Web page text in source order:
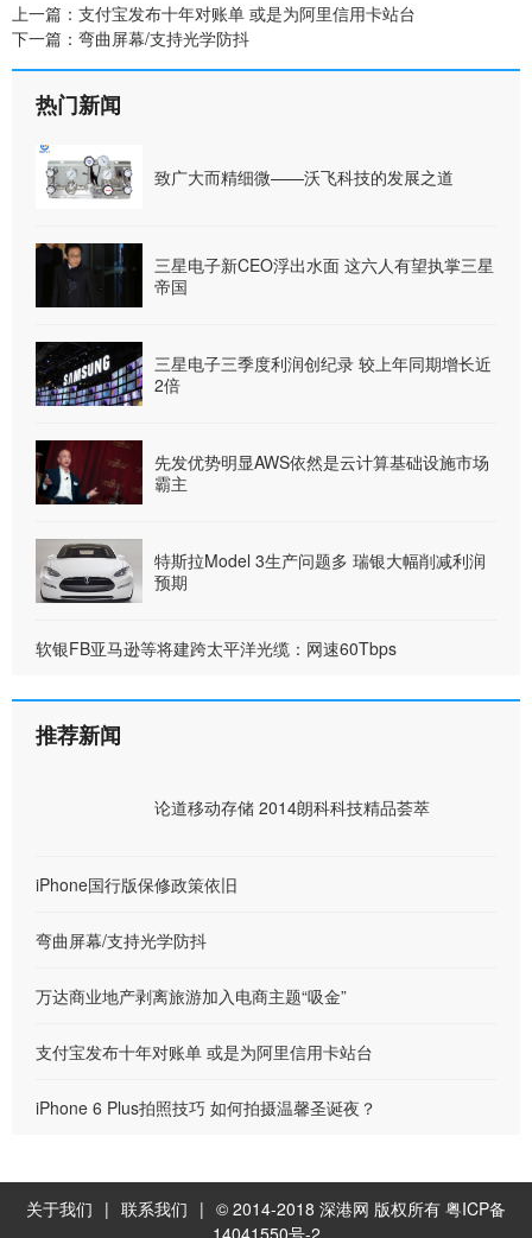
上一篇： 支付宝发布十年对账单 或是为阿里信用卡站台
下一篇： 弯曲屏幕/支持光学防抖
热门新闻
致广大而精细微——沃飞科技的发展之道
三星电子新CEO浮出水面 这六人有望执掌三星
帝国
三星电子三季度利润创纪录 较上年同期增长近
2倍
先发优势明显AWS依然是云计算基础设施市场
霸主
特斯拉Model 3生产问题多 瑞银大幅削减利润
预期
软银FB亚马逊等将建跨太平洋光缆：网速60Tbps
推荐新闻
论道移动存储 2014朗科科技精品荟萃
iPhone国行版保修政策依旧
弯曲屏幕/支持光学防抖
万达商业地产剥离旅游加入电商主题“吸金”
支付宝发布十年对账单 或是为阿里信用卡站台
iPhone 6 Plus拍照技巧 如何拍摄温馨圣诞夜？
关于我们 | 联系我们 | © 2014-2018 深港网 版权所有 粤ICP备
14041550号-2